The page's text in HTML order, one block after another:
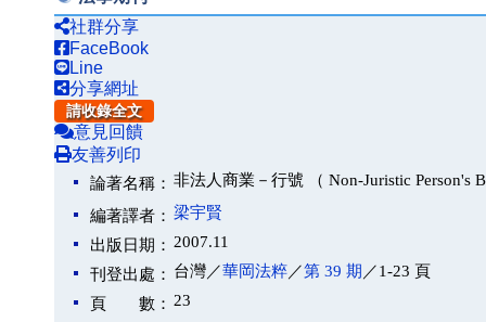
社群分享
FaceBook
Line
分享網址
請收錄全文
意見回饋
友善列印
論著名稱： 非法人商業－行號 （ Non-Juristic Person's
編著譯者： 梁宇賢
出版日期： 2007.11
刊登出處： 台灣／華岡法粹／第 39 期 ／1-23 頁
頁 數： 23